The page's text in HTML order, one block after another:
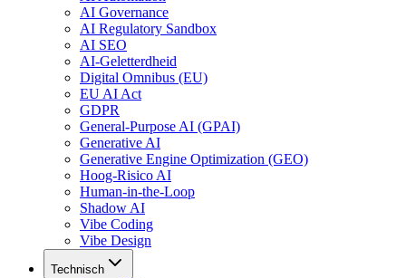
AI Governance
AI Regulatory Sandbox
AI SEO
AI-Geletterdheid
Digital Omnibus (EU)
EU AI Act
GDPR
General-Purpose AI (GPAI)
Generative AI
Generative Engine Optimization (GEO)
Hoog-Risico AI
Human-in-the-Loop
Shadow AI
Vibe Coding
Vibe Design
Technisch